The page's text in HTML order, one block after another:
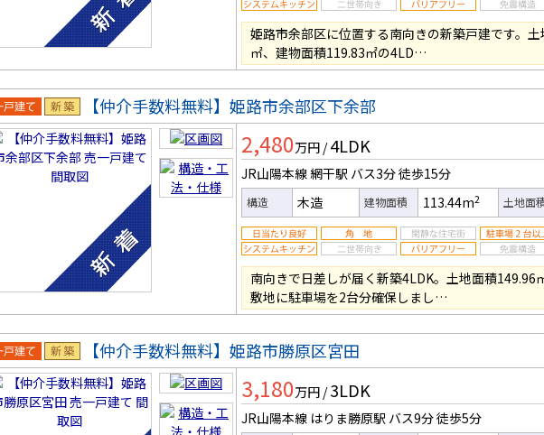
姫路市余部区に位置する南向きの新築戸建です。
㎡、建物面積119.83㎡の4LD…
戸建 新築
【仲介手数料無料】姫路市余部区下余部
2,480万円 / 4LDK
JR山陽本線 網干駅 バス3分徒歩15分
構造 木造 建物面積 113.44m2 土地面
南向きで日差しが届く新築4LDK。土地面積149.96
敷地に駐車場を2台分確保しまし…
戸建 新築
【仲介手数料無料】姫路市勝原区宮田
3,180万円 / 3LDK
JR山陽本線 はりま勝原駅 バス9分徒歩5分